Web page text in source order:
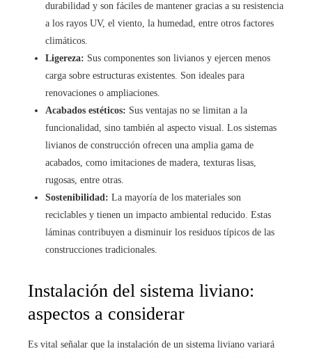
durabilidad y son fáciles de mantener gracias a su resistencia
a los rayos UV, el viento, la humedad, entre otros factores
climáticos.
Ligereza: Sus componentes son livianos y ejercen menos
carga sobre estructuras existentes. Son ideales para
renovaciones o ampliaciones.
Acabados estéticos: Sus ventajas no se limitan a la
funcionalidad, sino también al aspecto visual. Los sistemas
livianos de construcción ofrecen una amplia gama de
acabados, como imitaciones de madera, texturas lisas,
rugosas, entre otras.
Sostenibilidad: La mayoría de los materiales son
reciclables y tienen un impacto ambiental reducido. Estas
láminas contribuyen a disminuir los residuos típicos de las
construcciones tradicionales.
Instalación del sistema liviano:
aspectos a considerar
Es vital señalar que la instalación de un sistema liviano variará